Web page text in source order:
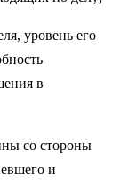
уровень его
в
со стороны
и